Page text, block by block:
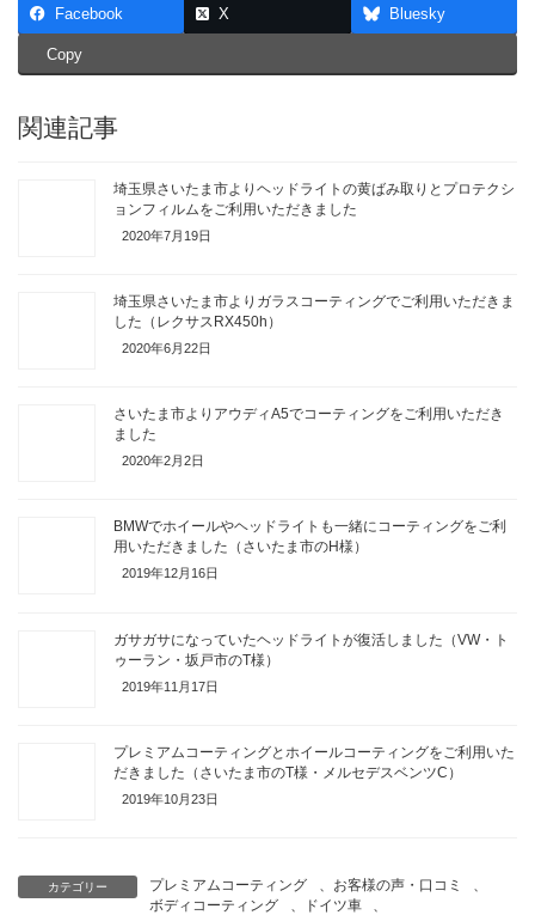
Facebook X Bluesky
Copy
関連記事
埼玉県さいたま市よりヘッドライトの黄ばみ取りとプロテクシ
ョンフィルムをご利用いただきました
2020年7月19日
埼玉県さいたま市よりガラスコーティングでご利用いただきま
した（レクサスRX450h）
2020年6月22日
さいたま市よりアウディA5でコーティングをご利用いただき
ました
2020年2月2日
BMWでホイールやヘッドライトも一緒にコーティングをご利
用いただきました（さいたま市のH様）
2019年12月16日
ガサガサになっていたヘッドライトが復活しました（VW・ト
ゥーラン・坂戸市のT様）
2019年11月17日
プレミアムコーティングとホイールコーティングをご利用いた
だきました（さいたま市のT様・メルセデスベンツC）
2019年10月23日
カテゴリー プレミアムコーティング 、 お客様の声・口コミ
、
ボディコーティング
、 ドイツ車
、